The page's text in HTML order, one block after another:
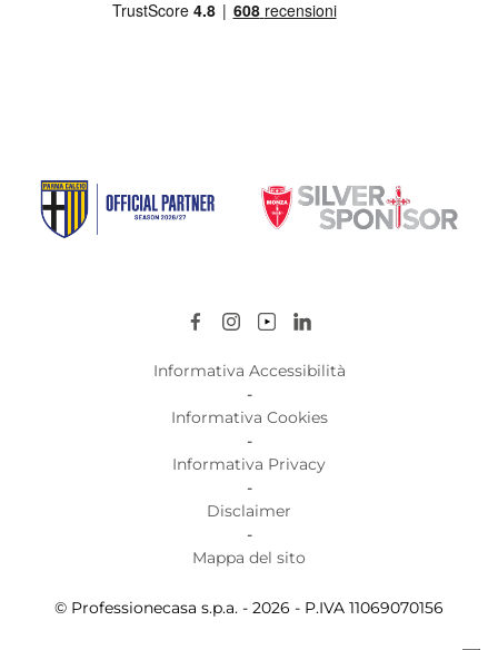
Informativa Accessibilità
-
Informativa Cookies
-
Informativa Privacy
-
Disclaimer
-
Mappa del sito
© Professionecasa s.p.a. - 2026 - P.IVA 11069070156